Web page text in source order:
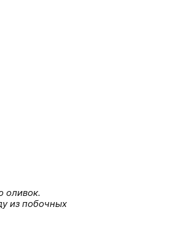
оливок.
из побочных